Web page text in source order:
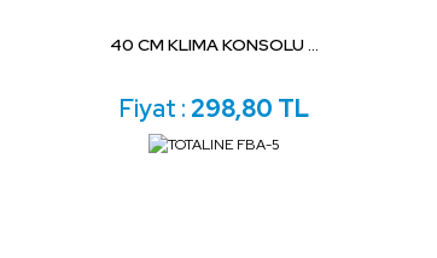
40 CM KLIMA KONSOLU ...
Fiyat :298,80 TL